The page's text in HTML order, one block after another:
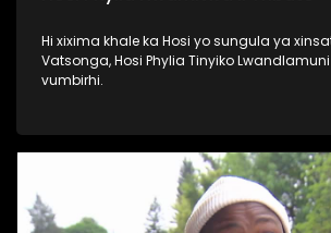
Hi xixima khale ka Hosi yo sungula ya
Vatsonga, Hosi Phylia Tinyiko
vumbirhi.